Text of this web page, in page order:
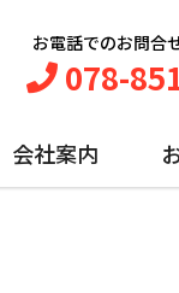
お電話でのお問合
078-
会社案内